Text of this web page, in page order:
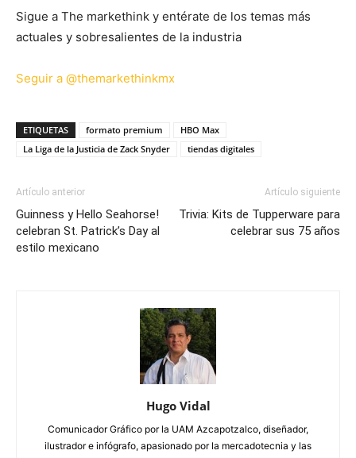
Sigue a The markethink y entérate de los temas más
actuales y sobresalientes de la industria
Seguir a @themarkethinkmx
ETIQUETAS formato premium
HBO Max
La Liga de la Justicia de Zack Snyder
tiendas digitales
Artículo anterior
Guinness y Hello Seahorse!
celebran St. Patrick’s Day al
estilo mexicano
Artículo siguiente
Trivia: Kits de Tupperware para
celebrar sus 75 años
Hugo Vidal
Comunicador Gráfico por la UAM Azcapotzalco, diseñador,
ilustrador e infógrafo, apasionado por la mercadotecnia y las